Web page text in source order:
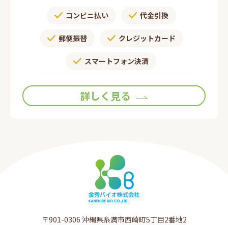
コンビニ払い 代金引換
郵便振替​ クレジットカード
スマートフォン決済
詳しく見る
〒901-0306​ 沖縄県糸満市西崎町5丁目2番地2​